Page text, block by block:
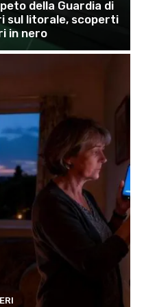
della Guardia di
sul litorale, scoperti
in nero